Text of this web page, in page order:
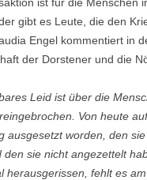
gibt es Leute, die den
Engel kommentiert in
der Dorstener und die
Leid ist über die
Von heute
ausgesetzt worden, den
den sie nicht angezettelt
herausgerissen, fehlt es